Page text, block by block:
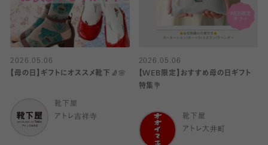
2026.05.06
【母の日】ギフトにオススメ靴下🧦🌸
靴下屋
アトレ吉祥寺
2026.05.06
【WEB限定】おすすめ母の日ギフト
特集💐
靴下屋
アトレ大井町